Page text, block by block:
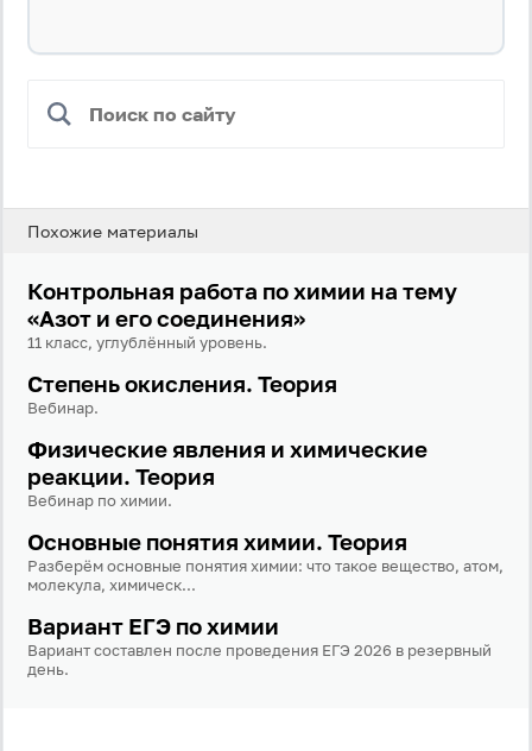
Вход Регистрация
Логин
Антиспам:Загрузка...
Похожие материалы
Контрольная работа по химии на тему
«Азот и его соединения»
11 класс, углублённый уровень.
Степень окисления. Теория
Вебинар.
Физические явления и химические
реакции. Теория
Вебинар по химии.
Основные понятия химии. Теория
Разберём основные понятия химии: что такое вещество, атом,
молекула, химическ...
Вариант ЕГЭ по химии
Вариант составлен после проведения ЕГЭ 2026 в резервный
день.